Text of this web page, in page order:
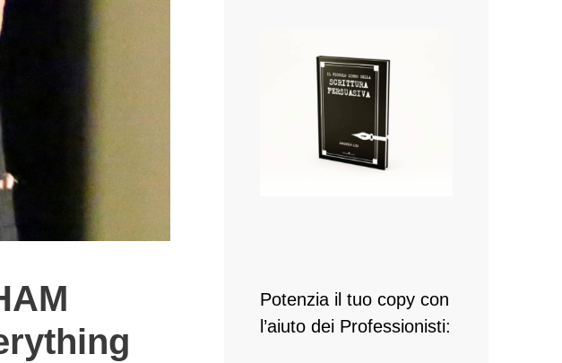
Potenzia il tuo copy con
l’aiuto dei Professionisti: